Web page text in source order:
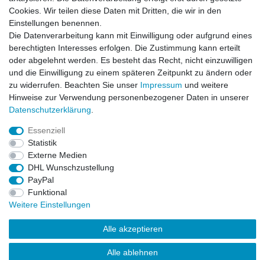
E-MAIL **
Newsletter
Honig
Hiermit bestätige ich, dass ich dieDaten­schutz­erklärunggelesen habe. Meine
Einwilligung kann ich jederzeit widerrufen.**
Abonnieren
Impressum
Widerrufs­recht
Cookies. Wir teilen diese Daten mit Dritten, die wir in den
Einstellungen benennen.
Die Datenverarbeitung kann mit Einwilligung oder aufgrund eines
berechtigten Interesses erfolgen. Die Zustimmung kann erteilt
oder abgelehnt werden. Es besteht das Recht, nicht einzuwilligen
und die Einwilligung zu einem späteren Zeitpunkt zu ändern oder
zu widerrufen. Beachten Sie unser Impressum und weitere
Hinweise zur Verwendung personenbezogener Daten in unserer
Daten­schutz­erklärung
Essenziell
Statistik
Externe Medien
DHL Wunschzustellung
PayPal
Funktional
Weitere Einstellungen
Alle akzeptieren
Alle ablehnen
LissyInterMo Modellautos Modellbausätze Vitrinen Modellautos
bekannter Hersteller Autoart Minichamps 1:43 1:18 1:12
Sonderangebote Top-Angebote Neu OVP Modelcars